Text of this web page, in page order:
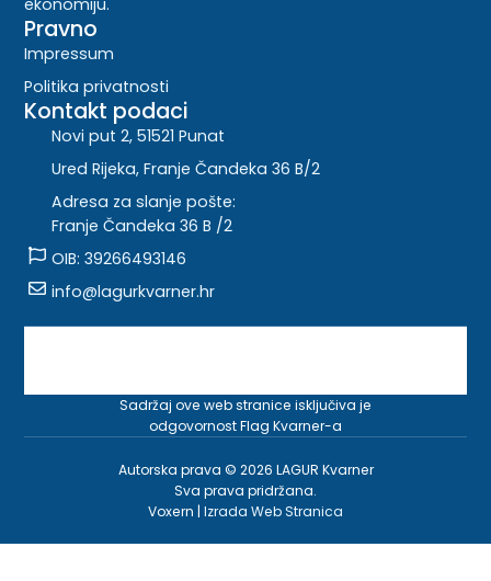
Pravno
Impressum
Politika privatnosti
Kontakt podaci
Novi put 2, 51521 Punat
Ured Rijeka, Franje Čandeka 36 B/2
Adresa za slanje pošte:
Franje Čandeka 36 B /2
OIB: 39266493146
info@lagurkvarner.hr
Sadržaj ove web stranice isključiva je
odgovornost Flag Kvarner-a
Autorska prava © 2026 LAGUR Kvarner
Sva prava pridržana.
Voxern | Izrada Web Stranica